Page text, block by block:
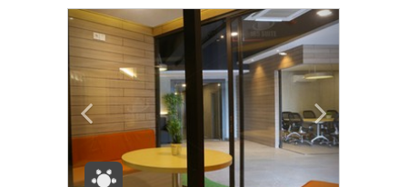
Previous Next2